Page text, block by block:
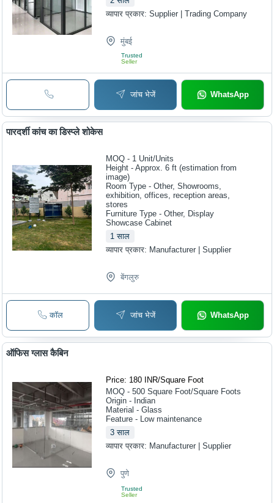
व्यापार प्रकार:Supplier | Trading Company
मुंबई
Trusted
Seller
जांच भेजें WhatsApp
पारदर्शी कांच का डिस्प्ले शोकेस
MOQ - 1 Unit/Units
Height - Approx. 6 ft (estimation from
image)
Room Type - Other, Showrooms,
exhibition, offices, reception areas,
stores
Furniture Type - Other, Display
Showcase Cabinet
1 साल
व्यापार प्रकार: Manufacturer | Supplier
बेंगलुरु
कॉल जांच भेजें WhatsApp
ऑफिस ग्लास कैबिन
Price: 180 INR/Square Foot
MOQ - 500 Square Foot/Square Foots
Origin - Indian
Material - Glass
Feature - Low maintenance
3 साल
व्यापार प्रकार: Manufacturer | Supplier
पुणे
Trusted
Seller